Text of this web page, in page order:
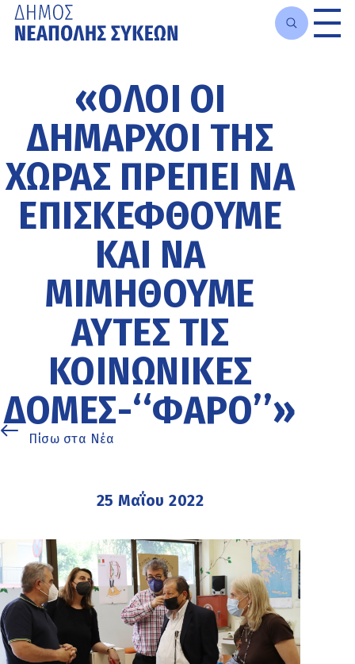
περιεχόμενο«ΌΛΟΙ ΟΙ
ΔΉΜΑΡΧΟΙ ΤΗΣ
ΧΏΡΑΣ ΠΡΈΠΕΙ ΝΑ
ΕΠΙΣΚΕΦΘΟΎΜΕ
ΚΑΙ ΝΑ
ΜΙΜΗΘΟΎΜΕ
ΑΥΤΈΣ ΤΙΣ
ΚΟΙΝΩΝΙΚΈΣ
ΔΟΜΈΣ-‘‘ΦΆΡΟ’’»
Πίσω στα Νέα
25 Μαΐου 2022